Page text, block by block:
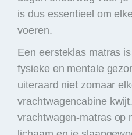
is dus essentieel om
voeren.
Een eersteklas matras
fysieke en mentale
uiteraard niet zomaar
vrachtwagencabine
vrachtwagen-matras op